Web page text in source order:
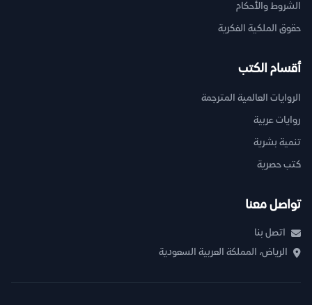
الشروط والأحكام
حقوق الملكية الفكرية
أقسام الكتب
الروايات العالمية المترجمة
روايات عربية
تنمية بشرية
كتب حصرية
تواصل معنا
اتصل بنا
الرياض، المملكة العربية السعودية